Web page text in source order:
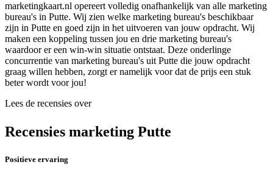
marketingkaart.nl opereert volledig onafhankelijk van alle marketing
bureau's in Putte. Wij zien welke marketing bureau's beschikbaar
zijn in Putte en goed zijn in het uitvoeren van jouw opdracht. Wij
maken een koppeling tussen jou en drie marketing bureau's
waardoor er een win-win situatie ontstaat. Deze onderlinge
concurrentie van marketing bureau's uit Putte die jouw opdracht
graag willen hebben, zorgt er namelijk voor dat de prijs een stuk
beter wordt voor jou!
Lees de recensies over
Recensies marketing Putte
Positieve ervaring